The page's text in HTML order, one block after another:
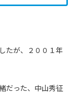
たが、２００１年
だった、中山秀征